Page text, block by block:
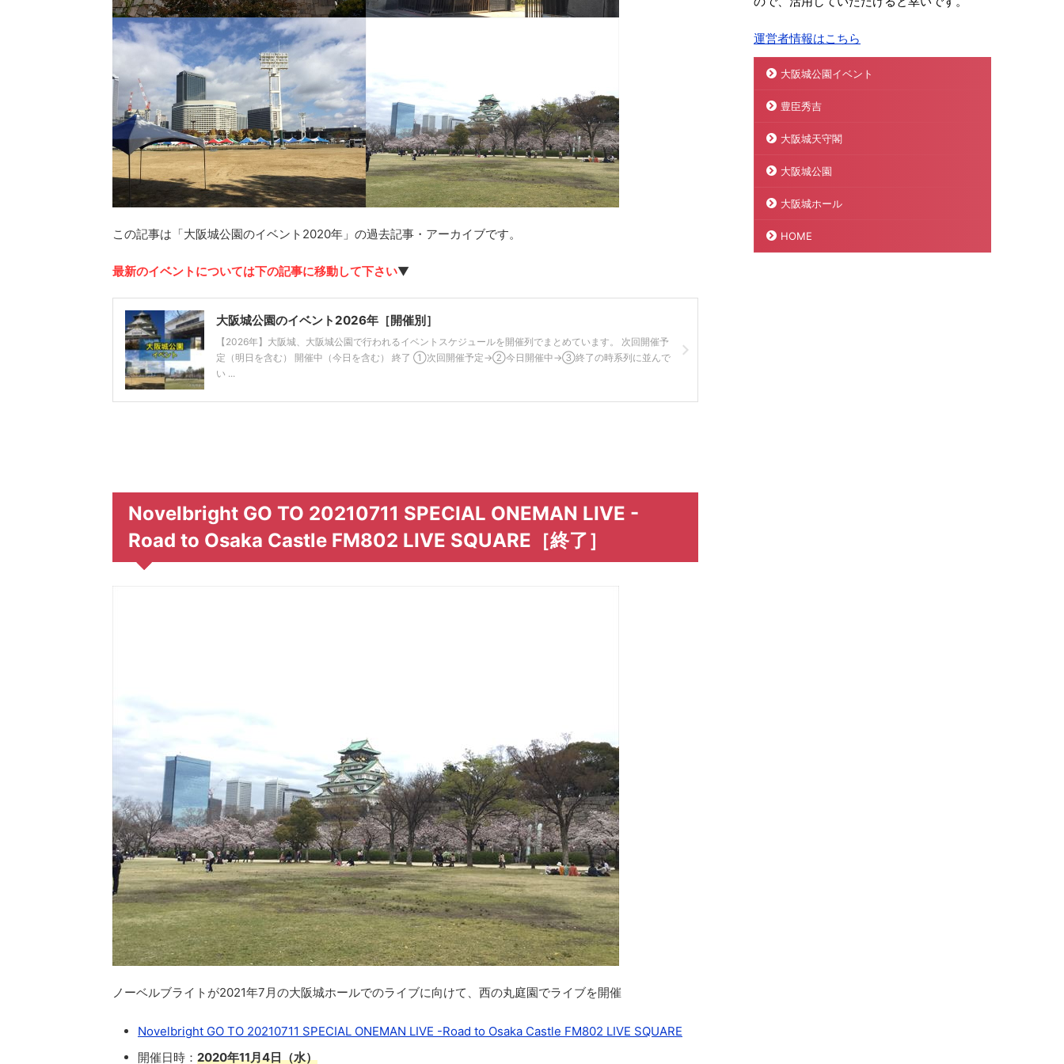
この記事は「大阪城公園のイベント2020年」の過去記事・アーカイブです。
最新のイベントについては下の記事に移動して下さい▼
大阪城公園のイベント2026年［開催別］
【2026年】大阪城、大阪城公園で行われるイベントスケジュールを開催列でまとめています。 次回開催予
定（明日を含む） 開催中（今日を含む） 終了 ①次回開催予定→②今日開催中→③終了の時系列に並んで
い ...
Novelbright GO TO 20210711 SPECIAL ONEMAN LIVE -
Road to Osaka Castle FM802 LIVE SQUARE［終了］
ノーベルブライトが2021年7月の大阪城ホールでのライブに向けて、西の丸庭園でライブを開催
Novelbright GO TO 20210711 SPECIAL ONEMAN LIVE -Road to Osaka Castle FM802 LIVE SQUARE
開催日時： 2020年11月4日（水）
運営者情報はこちら
大阪城公園イベント
豊臣秀吉
大阪城天守閣
大阪城公園
大阪城ホール
HOME